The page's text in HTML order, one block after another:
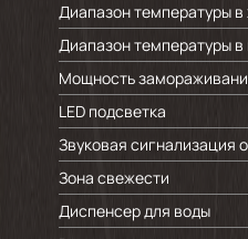
Диапазон температуры
Диапазон температуры
Мощность
LED подсветка
Звуковая сигнализация
Зона свежести
Диспенсер для воды